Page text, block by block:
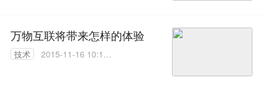
万物互联将带来怎样的体验
技术
2015-11-16 10:14: